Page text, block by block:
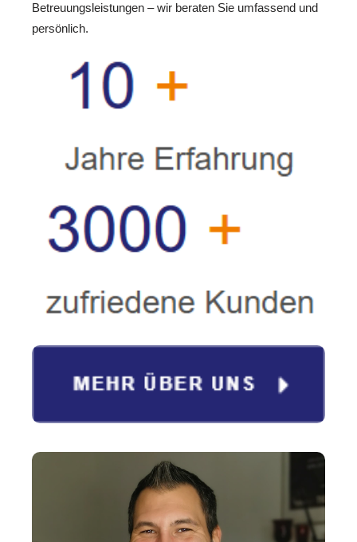
Betreuungsleistungen – wir beraten Sie umfassend und
persönlich.